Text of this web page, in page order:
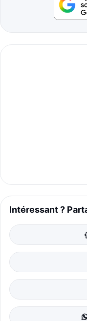
Intéressant ?